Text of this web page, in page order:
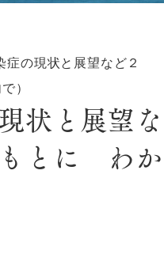
症の現状と展望など２
）
状と展望
とに わ